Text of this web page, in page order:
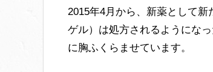
2015年4月から、新薬として
ゲル）は処方されるようにな
に胸ふくらませています。